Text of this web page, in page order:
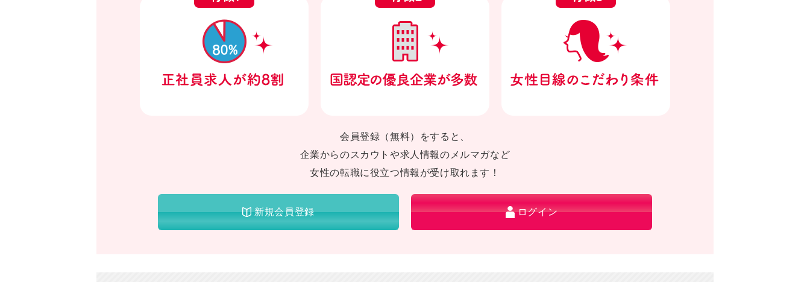
会員登録（無料）をすると、
企業からのスカウトや求人情報のメルマガなど
女性の転職に役立つ情報が受け取れます！
新規会員登録 ログイン